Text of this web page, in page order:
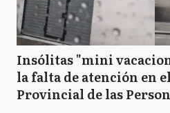
Insólitas "mini
la falta de atención en
Provincial de las